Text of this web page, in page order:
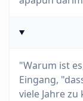
"Warum ist
Eingang,
viele Jahre